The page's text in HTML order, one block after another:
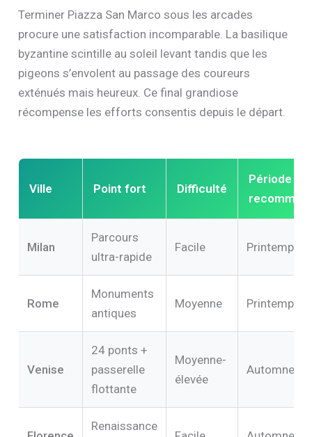
Terminer Piazza San Marco sous les arcades
procure une satisfaction incomparable. La basilique
byzantine scintille au soleil levant tandis que les
pigeons s’envolent au passage des coureurs
exténués mais heureux. Ce final grandiose
récompense les efforts consentis depuis le départ.
Ville Point fort Difficulté
Période
Milan
Parcours
ultra-rapide
Facile Printemps
Rome
Monuments
antiques
Moyenne Printemps
Venise
24 ponts +
passerelle
flottante
Moyenne-
élevée
Automne
Renaissance